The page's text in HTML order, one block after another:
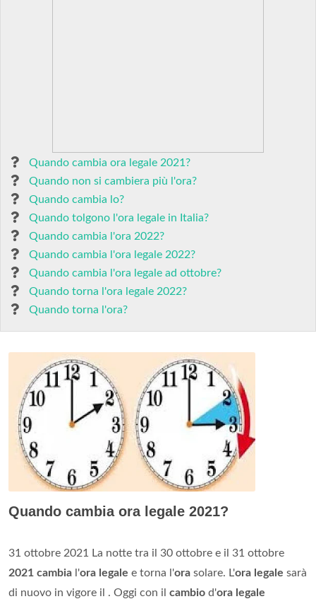
Quando cambia ora legale 2021?
Quando non si cambiera più l'ora?
Quando cambia lo?
Quando tolgono l'ora legale in Italia?
Quando cambia l'ora 2022?
Quando cambia l'ora legale 2022?
Quando cambia l'ora legale ad ottobre?
Quando torna l'ora legale 2022?
Quando torna l'ora?
Quando cambia ora legale 2021?
31 ottobre 2021 La notte tra il 30 ottobre e il 31 ottobre
2021 cambia l'ora legale e torna l'ora solare. L'ora legale sarà
di nuovo in vigore il . Oggi con il cambio d'ora legale